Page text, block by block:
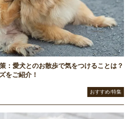
：愛犬とのお散歩で気をつけることは？
をご紹介！
おすすめ/特集